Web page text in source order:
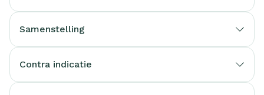
Samenstelling
Contra indicatie